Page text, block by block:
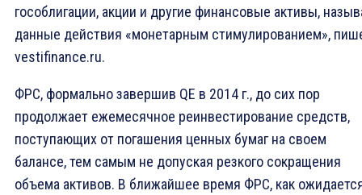
гособлигации, акции и другие финансовые активы,
данные действия «монетарным стимулированием»,
vestifinance.ru.
ФРС, формально завершив QE в 2014 г., до сих пор
продолжает ежемесячное реинвестирование средств,
поступающих от погашения ценных бумаг на своем
балансе, тем самым не допуская резкого сокращения
объема активов. В ближайшее время ФРС, как